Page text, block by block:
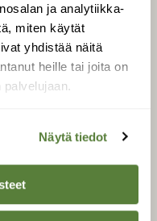
ja analytiikka-
miten käytät
yhdistää näitä
heille tai joita on
Näytä tiedot
lehti
Suomen Luonto
digilukuoikeus
parasta juttua
LUONNON­